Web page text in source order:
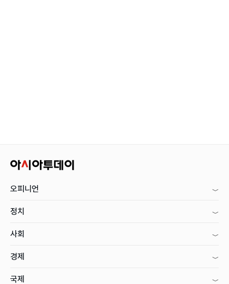
오피니언
정치
사회
경제
국제